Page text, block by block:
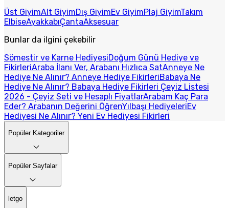
Üst GiyimAlt GiyimDış GiyimEv GiyimPlaj GiyimTakım
ElbiseAyakkabıÇantaAksesuar
Bunlar da ilgini çekebilir
Sömestir ve Karne HediyesiDoğum Günü Hediye ve
FikirleriAraba İlanı Ver, Arabanı Hızlıca SatAnneye Ne
Hediye Ne Alınır? Anneye Hediye FikirleriBabaya Ne
Hediye Ne Alınır? Babaya Hediye Fikirleri Çeyiz Listesi
2026 - Çeyiz Seti ve Hesaplı FiyatlarArabam Kaç Para
Eder? Arabanın Değerini ÖğrenYılbaşı HediyeleriEv
Hediyesi Ne Alınır? Yeni Ev Hediyesi Fikirleri
Popüler Kategoriler
Popüler Sayfalar
letgo